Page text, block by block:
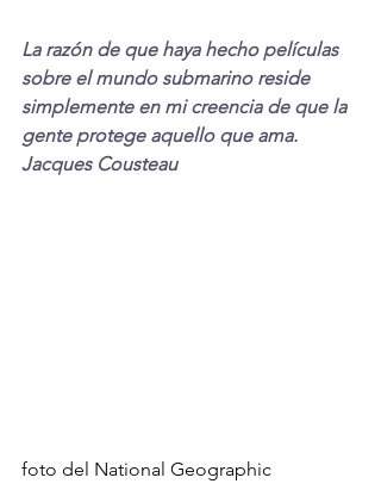
La razón de que haya hecho películas
sobre el mundo submarino reside
simplemente en mi creencia de que la
gente protege aquello que ama.
Jacques Cousteau
foto del National Geographic